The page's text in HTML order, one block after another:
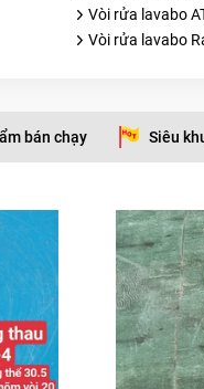
Vòi rửa lavabo
Vòi rửa lavabo
bán chạy Siêu